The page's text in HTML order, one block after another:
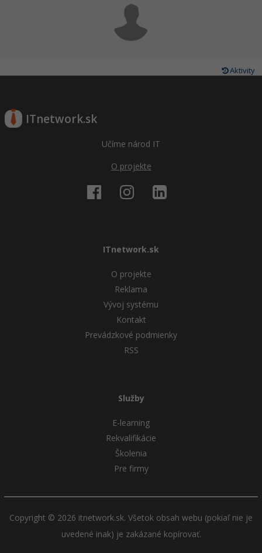
Aktivity
ITnetwork.sk
Učíme národ IT
O projekte
ITnetwork.sk
O projekte
Reklama
Vývoj systému
Kontakt
Prevádzkové podmienky
RSS
Služby
E-learning
Rekvalifikácie
Školenia
Pre firmy
Copyright © 2026 itnetwork.sk. Všetok obsah webu (pokiaľ nie je
uvedené inak) je zakázané kopírovať.